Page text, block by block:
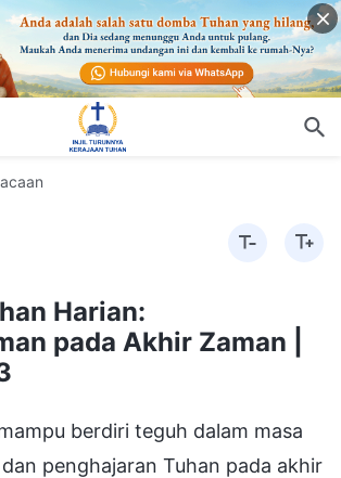
Harian:
pada Akhir Zaman |
berdiri teguh dalam masa
penghajaran Tuhan pada akhir